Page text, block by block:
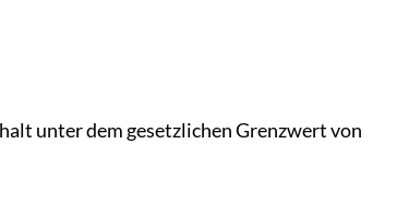
unter dem gesetzlichen Grenzwert von